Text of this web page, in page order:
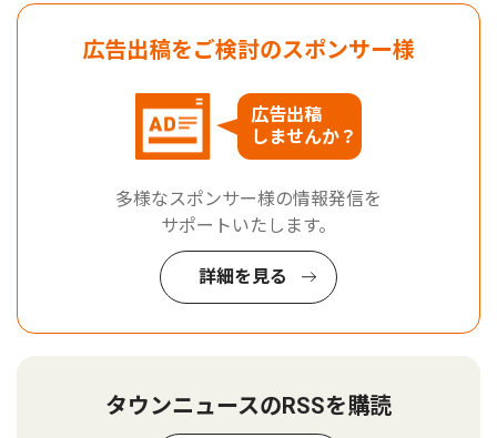
広告出稿をご検討のスポンサー様
広告出稿
しませんか？
多様なスポンサー様の情報発信を
サポートいたします。
詳細を見る
タウンニュースのRSSを購読